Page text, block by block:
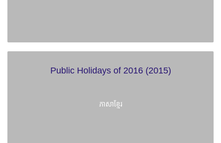
Public Holidays of 2016 (2015)
ភាសាខ្មែរ